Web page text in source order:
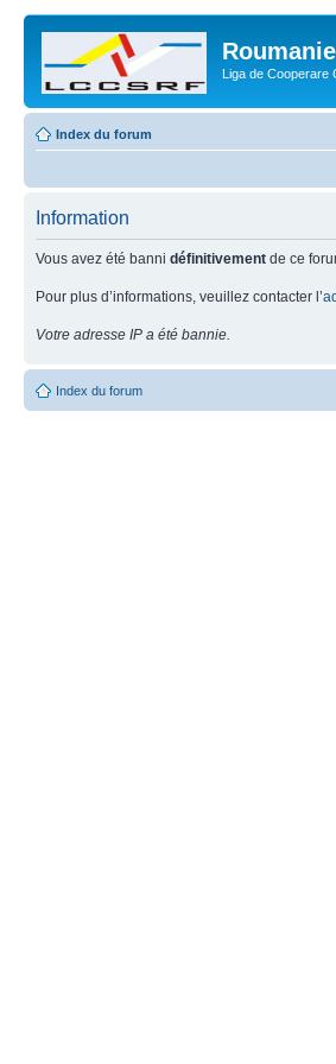
Liga de Cooperare
Index du forum
Information
Vous avez été banni définitivement de ce
Pour plus d’informations, veuillez contacter l’
Votre adresse IP a été bannie.
Index du forum